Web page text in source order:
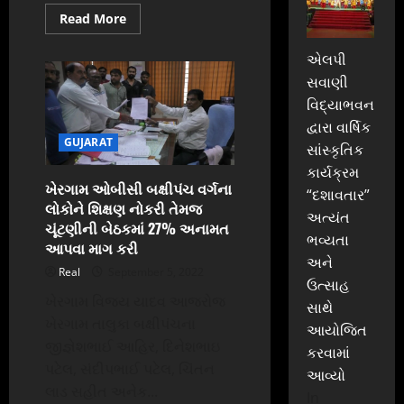
Read MoreRead
more
અને
સોનગઢ
ના
ST
ડેપોના
આધુનિક
નિર્માણનું
ખાતમુહુર્ત
કરાવ્યું.
GUJARAT
ખેરગામ ઓબીસી બક્ષીપંચ વર્ગના
લોકોને શિક્ષણ નોકરી તેમજ
ચૂંટણીની બેઠકમાં 27% અનામત
આપવા માગ કરી
Real
એલપી
સવાણી
વિદ્યાભવન
દ્વારા વાર્ષિક
સાંસ્કૃતિક
કાર્યક્રમ
“દશાવતાર”
અત્યંત
ભવ્યતા
અને
ઉત્સાહ
સાથે
આયોજિત
કરવામાં
આવ્યો